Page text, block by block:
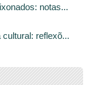
notas...
reflexõ...